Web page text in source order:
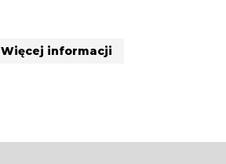
Więcej informacji